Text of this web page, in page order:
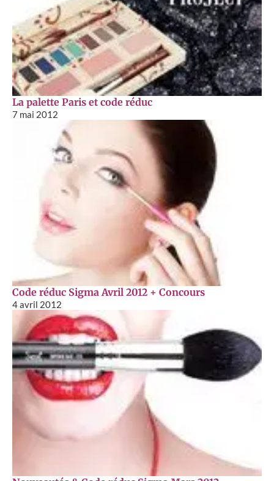
La palette Paris et code réduc
7 mai 2012
Code réduc Sigma Avril 2012 + Concours
4 avril 2012